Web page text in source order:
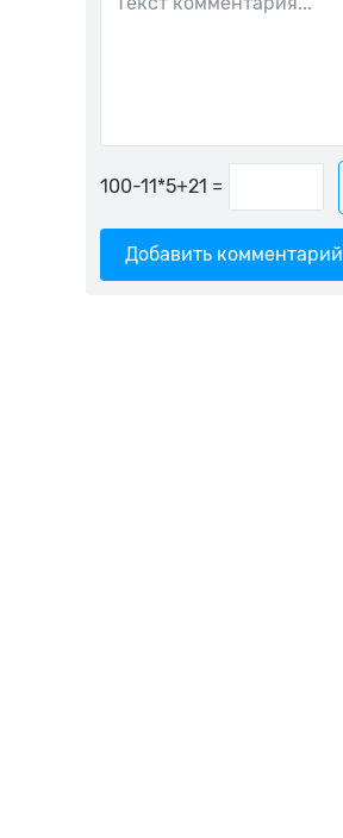
=
Добавить комментарий